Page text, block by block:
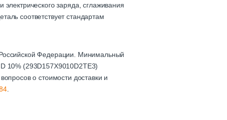
заряда, сглаживания
соответствует стандартам
Федерации. Минимальный
10% (293D157X9010D2TE3)
о стоимости доставки и
.